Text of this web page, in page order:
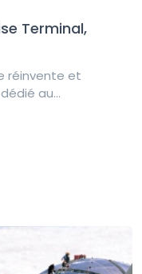
Terminal,
au...